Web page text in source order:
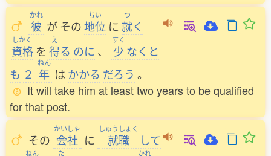
かれ
彼 が その
ちい
地位 に
つ
就く
しかく
資格 を
え
得る のに 、
すく
少なくと
も ２
ねん
年 は かかる だろう 。
It will take him at least two years to be qualified
for that post.
その
かいしゃ
会社 に
しゅうしょく
就職
して
ねん た かれ